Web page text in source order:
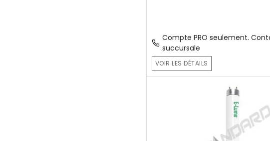
Compte PRO seulement.
succursale
VOIR LES DÉTAILS